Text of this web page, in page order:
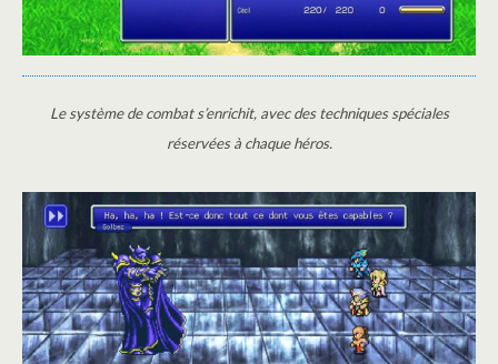
Le système de combat s’enrichit, avec des techniques spéciales
réservées à chaque héros.